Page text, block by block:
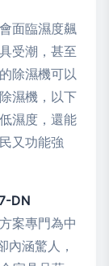
面臨濕度飆
受潮，甚至
除濕機可以
濕機，以下
濕度，還能
又功能強
DN
案專門為中
涵驚人，